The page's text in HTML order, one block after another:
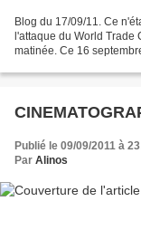
Blog du 17/09/11. Ce
l'attaque du World Trade
matinée. Ce 16
Publié le 09/09/2011 à
Par Alinos